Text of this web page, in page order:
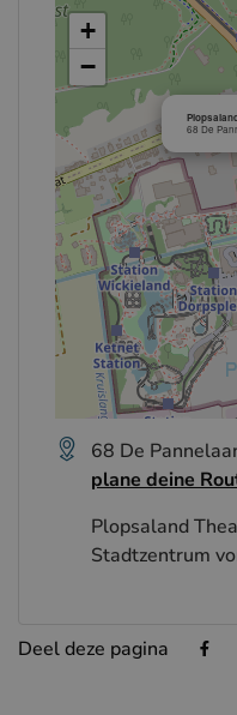
68 De
+
−
68 De
plane deine
Plopsaland
Stadtzentrum
Deel deze pagina